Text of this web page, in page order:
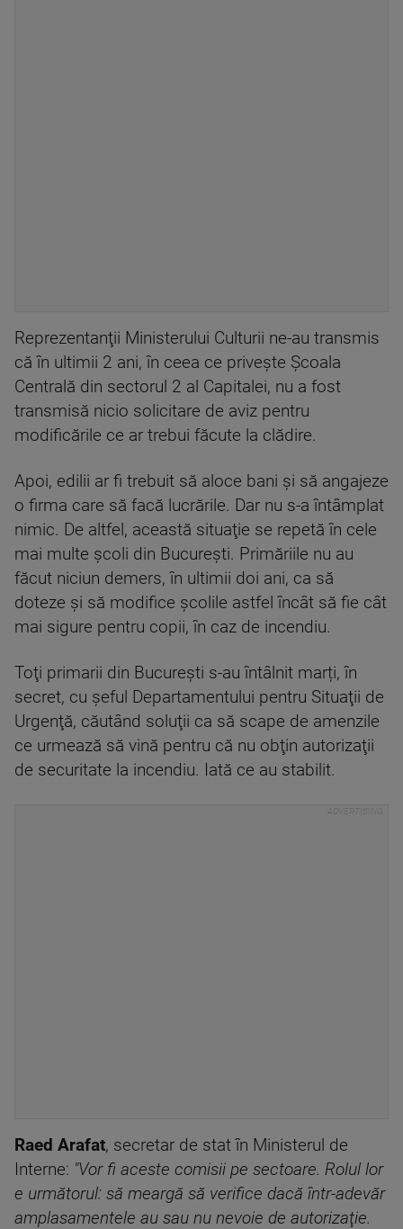
Reprezentanţii Ministerului Culturii ne-au transmis
că în ultimii 2 ani, în ceea ce priveşte Școala
Centrală din sectorul 2 al Capitalei, nu a fost
transmisă nicio solicitare de aviz pentru
modificările ce ar trebui făcute la clădire.
Apoi, edilii ar fi trebuit să aloce bani şi să angajeze
o firma care să facă lucrările. Dar nu s-a întâmplat
nimic. De altfel, această situaţie se repetă în cele
mai multe şcoli din Bucureşti. Primăriile nu au
făcut niciun demers, în ultimii doi ani, ca să
doteze şi să modifice şcolile astfel încât să fie cât
mai sigure pentru copii, în caz de incendiu.
Toţi primarii din Bucureşti s-au întâlnit marți, în
secret, cu şeful Departamentului pentru Situaţii de
Urgenţă, căutând soluţii ca să scape de amenzile
ce urmează să vină pentru că nu obţin autorizaţii
de securitate la incendiu. Iată ce au stabilit.
Raed Arafat, secretar de stat în Ministerul de
Interne: "Vor fi aceste comisii pe sectoare. Rolul lor
e următorul: să meargă să verifice dacă într-adevăr
amplasamentele au sau nu nevoie de autorizaţie.